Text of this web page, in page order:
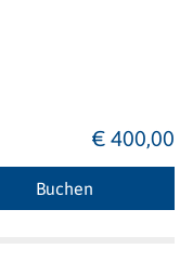
€ 400,00
Buchen